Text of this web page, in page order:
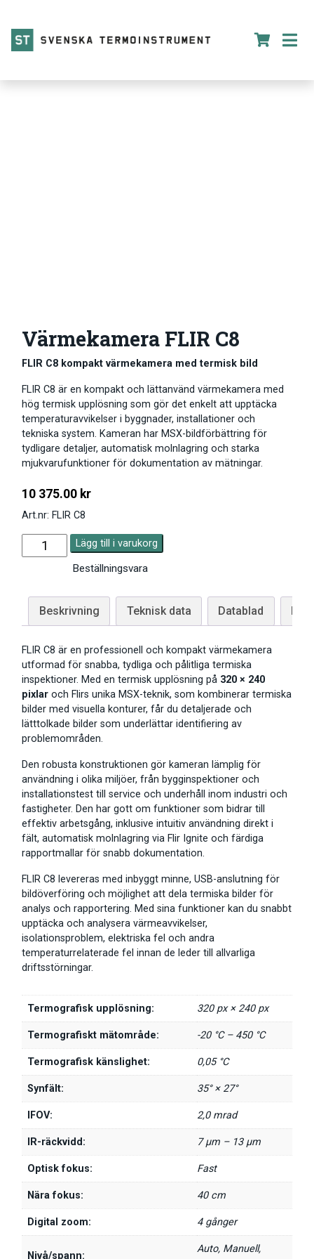
Värmekamera FLIR C8
FLIR C8 kompakt värmekamera med termisk bild
FLIR C8 är en kompakt och lättanvänd värmekamera med
hög termisk upplösning som gör det enkelt att upptäcka
temperaturavvikelser i byggnader, installationer och
tekniska system. Kameran har MSX-bildförbättring för
tydligare detaljer, automatisk molnlagring och starka
mjukvarufunktioner för dokumentation av mätningar.
10 375.00 kr
Art.nr: FLIR C8
Lägg till i varukorg
Beställningsvara
Beskrivning Teknisk data Datablad
FLIR C8 är en professionell och kompakt värmekamera
utformad för snabba, tydliga och pålitliga termiska
inspektioner. Med en termisk upplösning på 320 × 240
pixlar och Flirs unika MSX-teknik, som kombinerar termiska
bilder med visuella konturer, får du detaljerade och
lätttolkade bilder som underlättar identifiering av
problemområden.
Den robusta konstruktionen gör kameran lämplig för
användning i olika miljöer, från bygginspektioner och
installationstest till service och underhåll inom industri och
fastigheter. Den har gott om funktioner som bidrar till
effektiv arbetsgång, inklusive intuitiv användning direkt i
fält, automatisk molnlagring via Flir Ignite och färdiga
rapportmallar för snabb dokumentation.
FLIR C8 levereras med inbyggt minne, USB-anslutning för
bildöverföring och möjlighet att dela termiska bilder för
analys och rapportering. Med sina funktioner kan du snabbt
upptäcka och analysera värmeavvikelser,
isolationsproblem, elektriska fel och andra
temperaturrelaterade fel innan de leder till allvarliga
driftsstörningar.
Termografisk upplösning: 320 px × 240 px
Termografiskt mätområde: -20 °C – 450 °C
Termografisk känslighet: 0,05 °C
Synfält: 35° × 27°
IFOV: 2,0 mrad
IR-räckvidd: 7 μm – 13 μm
Optisk fokus: Fast
Nära fokus: 40 cm
Digital zoom: 4 gånger
Nivå/spann:
Auto, Manuell,